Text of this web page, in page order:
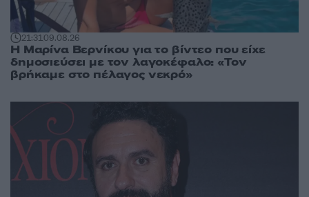
21:3109.08.26
Η Μαρίνα Βερνίκου για το βίντεο που είχε
δημοσιεύσει με τον λαγοκέφαλο: «Τον
βρήκαμε στο πέλαγος νεκρό»